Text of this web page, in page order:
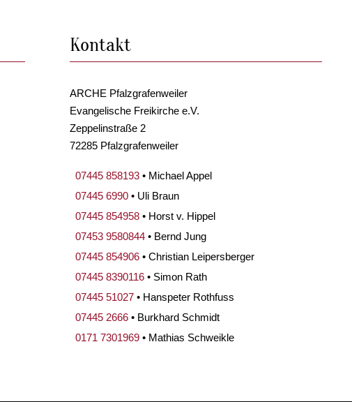
Kontakt
ARCHE Pfalzgrafenweiler
Evangelische Freikirche e.V.
Zeppelinstraße 2
72285 Pfalzgrafenweiler
07445 858193 • Michael Appel
07445 6990 • Uli Braun
07445 854958 • Horst v. Hippel
07453 9580844 • Bernd Jung
07445 854906 • Christian Leipersberger
07445 8390116 • Simon Rath
07445 51027 • Hanspeter Rothfuss
07445 2666 • Burkhard Schmidt
0171 7301969 • Mathias Schweikle